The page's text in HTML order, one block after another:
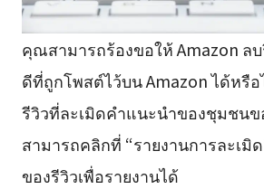
คุณสามารถร้องขอให้ Amazon ล
ดีที่ถูกโพสต์ไว้บน Amazon ได้หรื
รีวิวที่ละเมิดคำแนะนำของชุมชน
สามารถคลิกที่ “รายงานการละเมิ
ของรีวิวเพื่อรายงานได้